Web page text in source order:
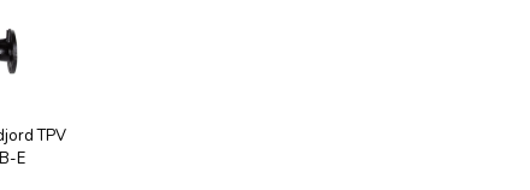
TPV
E